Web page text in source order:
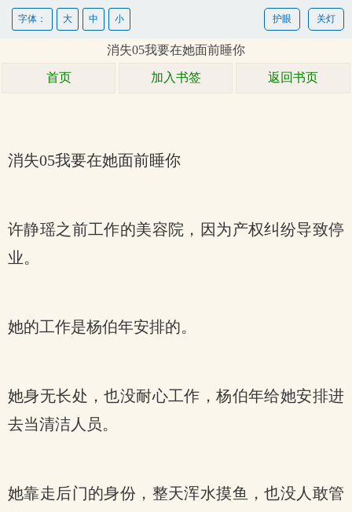
关灯
护眼
字体： 大 中 小
消失05我要在她面前睡你
首页 加入书签 返回书页
消失05我要在她面前睡你
许静瑶之前工作的美容院，因为产权纠纷导致停
业。
她的工作是杨伯年安排的。
她身无长处，也没耐心工作，杨伯年给她安排进
去当清洁人员。
她靠走后门的身份，整天浑水摸鱼，也没人敢管